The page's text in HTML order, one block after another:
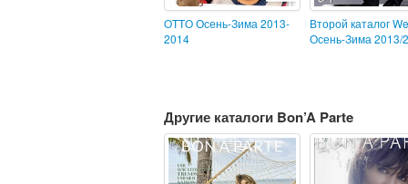
OTTO Осень-Зима 2013-
2014
Второй каталог
Осень-Зима 2013/
Другие каталоги Bon’A Parte